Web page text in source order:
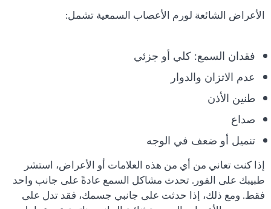
الأعراض الشائعة لورم الأعصاب السمعية تشمل:
فقدان السمع: كلي أو جزئي
عدم الاتزان والدوار
طنين الأذن
صداع
تنميل أو ضعف في الوجه
إذا كنت تعاني من أي من هذه العلامات أو الأعراض، استشر
طبيبك على الفور. تحدث مشاكل السمع عادةً على جانب واحد
فقط. ومع ذلك، إذا حدثت على جانبي جسمك، فقد تدل على